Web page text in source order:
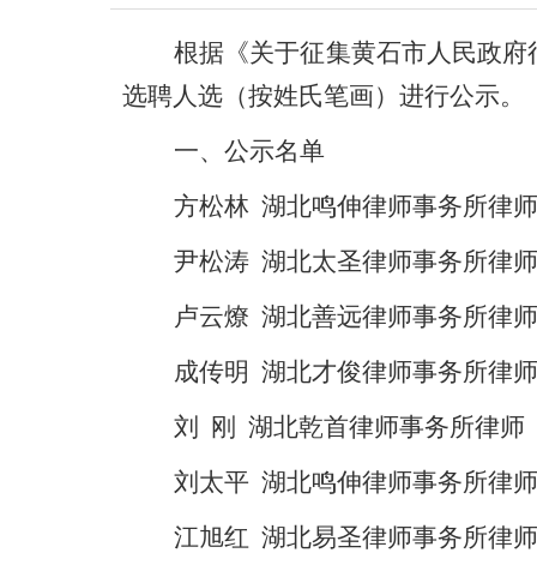
根据《关于征集黄石市人民政
选聘人选（按姓氏笔画）进行公示。
一、公示名单
方松林 湖北鸣伸律师事务所律师
尹松涛 湖北太圣律师事务所律师
卢云燎 湖北善远律师事务所律师
成传明 湖北才俊律师事务所律师
刘 刚 湖北乾首律师事务所律师
刘太平 湖北鸣伸律师事务所律师
江旭红 湖北易圣律师事务所律师